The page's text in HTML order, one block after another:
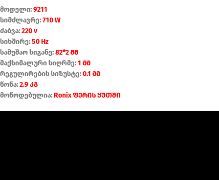
მოდელი:9211
სიმძლავრე:710 W
ძაბვა:220 v
სიხშირე:50 Hz
სამუშაო სიგანე:82*2 მმ
მაქსიმალური სიღრმე:1 მმ
რეგულირების სიზუსტე:0.1 მმ
წონა:2.9 კგ
მოწოდებულია:Ronix ფერის ყუთში